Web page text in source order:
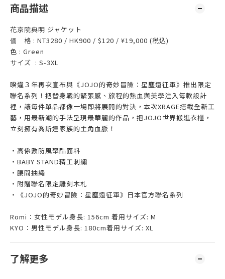
商品描述
花京院典明 ジャケット
価 格 : NT3280 / HK900 / $120 / ¥19,000 (税込)
色 : Green
サイズ : S-3XL
睽違３年再次宣布與《JOJO的奇妙冒險：星塵遠征軍》推出限定
聯名系列！把替身戰的緊張感、旅程的熱血與美學注入每款設計
裡，讓每件單品都像一場即將展開的對決，本次XRAGE搭載全新工
藝，用最新潮的手法呈現最華麗的作品，把JOJO世界搬進衣櫃，
立刻擁有喬斯達家族的主角血脈！
・高係數防風聚酯面料
・BABY STAND精工刺繡
・腰間抽繩
・附贈聯名限定雕刻木札
・《JOJO的奇妙冒險：星塵遠征軍》日本官方聯名系列
Romi：女性モデル身長: 156cm 着用サイズ: M
KYO：男性モデル身長: 180cm着用サイズ: XL
了解更多